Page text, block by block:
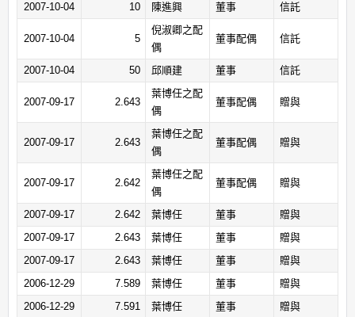
2007-10-04
10 陳進興 董事 信託
2007-10-04 5
倪淑卿之配
偶
董事配偶 信託
2007-10-04 50 邱順建 董事 信託
2007-09-17 2.643
葉博任之配
偶
董事配偶 贈與
2007-09-17 2.643
葉博任之配
偶
董事配偶 贈與
2007-09-17 2.642
葉博任之配
偶
董事配偶 贈與
2007-09-17 2.642 葉博任 董事
贈與
2007-09-17
2.643 葉博任 董事
贈與
2007-09-17
2.643 葉博任 董事
贈與
2006-12-29
7.589 葉博任 董事
贈與
2006-12-29
7.591 葉博任 董事 贈與